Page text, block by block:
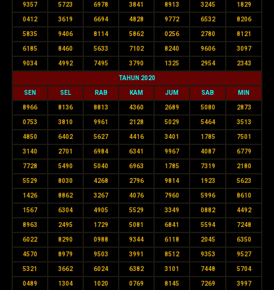
9357 5723 6978 3841 8913 3245 1829
0412 3619 6694 4828 9772 6532 8206
5835 9406 8114 5862 0256 2780 8121
6185 8460 5633 7102 8240 9606 3097
9034 4992 7495 3790 1325 2954 2343
TAHUN 2020
SEN SEL RAB KAM JUM SAB MIN
8966 8136 8813 4360 2689 5080 2873
0753 3810 9961 2128 5029 5464 3513
4850 6402 5627 4416 3401 1785 7501
3140 2701 6984 6341 9967 4087 6779
7728 5490 5040 6963 1785 7319 2180
5529 8030 4268 2796 9814 1923 5623
1426 8862 3267 4076 7960 5996 8610
1567 6304 4905 5529 3349 0882 4492
8963 2495 1729 5081 6841 5594 7248
6022 8290 0988 9344 6118 2045 6350
4570 8979 9503 3991 8512 9353 9527
5321 3662 6024 6382 3101 7448 5704
0489 1304 1020 0769 8145 7269 3997